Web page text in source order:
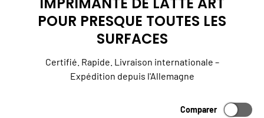
POUR PRESQUE TOUTES LES
SURFACES
Certifié. Rapide. Livraison internationale –
Expédition depuis l'Allemagne
Comparer